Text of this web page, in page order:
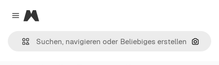
Close menu
Magnific
Nach